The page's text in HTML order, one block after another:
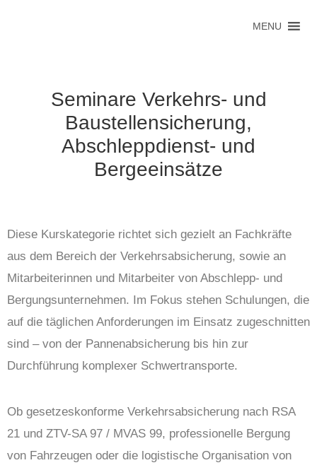
MENU
Seminare Verkehrs- und
Baustellensicherung,
Abschleppdienst- und
Bergeeinsätze
Diese Kurskategorie richtet sich gezielt an Fachkräfte
aus dem Bereich der Verkehrsabsicherung, sowie an
Mitarbeiterinnen und Mitarbeiter von Abschlepp- und
Bergungsunternehmen. Im Fokus stehen Schulungen, die
auf die täglichen Anforderungen im Einsatz zugeschnitten
sind – von der Pannenabsicherung bis hin zur
Durchführung komplexer Schwertransporte.
Ob gesetzeskonforme Verkehrsabsicherung nach RSA
21 und ZTV-SA 97 / MVAS 99, professionelle Bergung
von Fahrzeugen oder die logistische Organisation von